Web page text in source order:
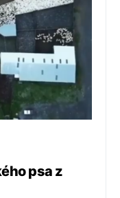
psa z